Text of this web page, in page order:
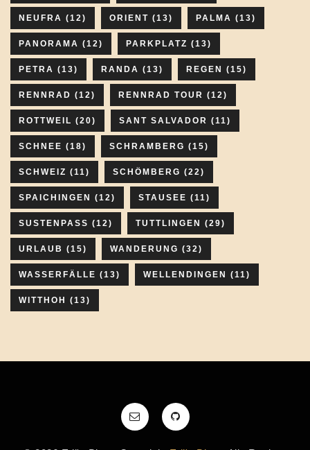
NEUFRA (12) ORIENT (13) PALMA (13)
PANORAMA (12) PARKPLATZ (13)
PETRA (13) RANDA (13) REGEN (15)
RENNRAD (12) RENNRAD TOUR (12)
ROTTWEIL (20) SANT SALVADOR (11)
SCHNEE (18) SCHRAMBERG (15)
SCHWEIZ (11) SCHÖMBERG (22)
SPAICHINGEN (12) STAUSEE (11)
SUSTENPASS (12) TUTTLINGEN (29)
URLAUB (15) WANDERUNG (32)
WASSERFÄLLE (13) WELLENDINGEN (11)
WITTHOH (13)